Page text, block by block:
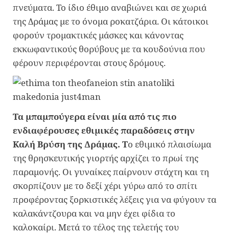
πνεύματα. Το ίδιο έθιμο αναβιώνει και σε χωριά
της Δράμας με το όνομα ροκατζάρια. Οι κάτοικοι
φορούν τρομακτικές μάσκες και κάνοντας
εκκωφαντικούς θορύβους με τα κουδούνια που
φέρουν περιφέρονται στους δρόμους.
Τα μπαμπούγερα είναι μία από τις πιο
ενδιαφέρουσες εθιμικές παραδόσεις στην
Καλή Βρύση της Δράμας. Το εθιμικό πλαισίωμα
της θρησκευτικής γιορτής αρχίζει το πρωί της
παραμονής. Οι γυναίκες παίρνουν στάχτη και τη
σκορπίζουν με το δεξί χέρι γύρω από το σπίτι
προφέροντας ξορκιστικές λέξεις για να φύγουν τα
καλακάντζουρα και να μην έχει φίδια το
καλοκαίρι. Μετά το τέλος της τελετής του